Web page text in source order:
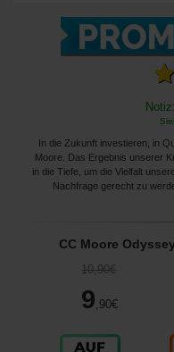
In die Zukunft investieren, in
Moore. Das Ergebnis unserer
in die Tiefe, um die Vielfalt
Nachfrage gerecht zu
CC Moore
10,90€
9 ,90€